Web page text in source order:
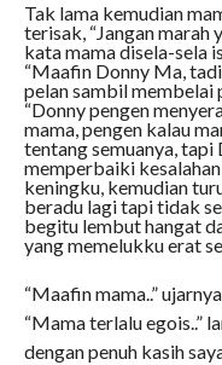
Tak lama kemudian
terisak, “Jangan marah
kata mama disela-sela
“Maafin Donny Ma,
pelan sambil membelai
“Donny pengen
mama, pengen kalau
tentang semuanya, tapi
memperbaiki
keningku, kemudian
beradu lagi tapi tidak
begitu lembut hangat
yang memelukku erat
“Maafin mama..”
“Mama terlalu egois..”
dengan penuh kasih